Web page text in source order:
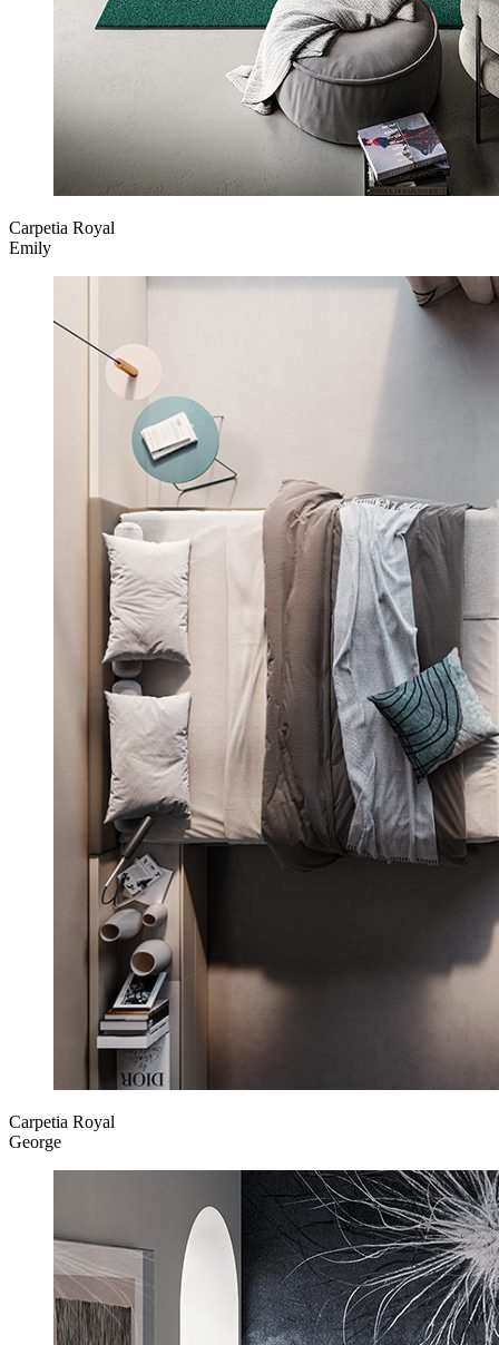
Carpetia Royal
Emily
Carpetia Royal
George